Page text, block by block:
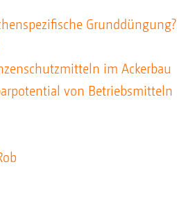
Grunddüngung?
im Ackerbau
von Betriebsmitteln